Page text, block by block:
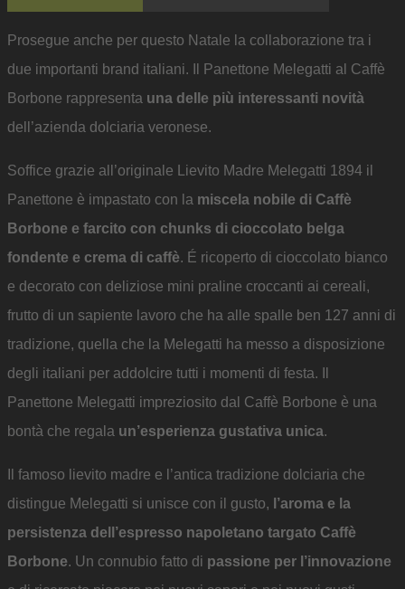
Prosegue anche per questo Natale la collaborazione tra i
due importanti brand italiani. Il Panettone Melegatti al Caffè
Borbone rappresenta una delle più interessanti novità
dell’azienda dolciaria veronese.
Soffice grazie all’originale Lievito Madre Melegatti 1894 il
Panettone è impastato con la miscela nobile di Caffè
Borbone e farcito con chunks di cioccolato belga
fondente e crema di caffè. É ricoperto di cioccolato bianco
e decorato con deliziose mini praline croccanti ai cereali,
frutto di un sapiente lavoro che ha alle spalle ben 127 anni di
tradizione, quella che la Melegatti ha messo a disposizione
degli italiani per addolcire tutti i momenti di festa. Il
Panettone Melegatti impreziosito dal Caffè Borbone è una
bontà che regala un’esperienza gustativa unica.
Il famoso lievito madre e l’antica tradizione dolciaria che
distingue Melegatti si unisce con il gusto, l’aroma e la
persistenza dell’espresso napoletano targato Caffè
Borbone. Un connubio fatto di passione per l’innovazione